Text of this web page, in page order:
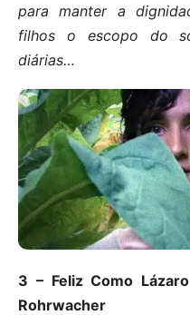
para manter a
filhos o escopo do
diárias…
3 – Feliz Como
Rohrwacher